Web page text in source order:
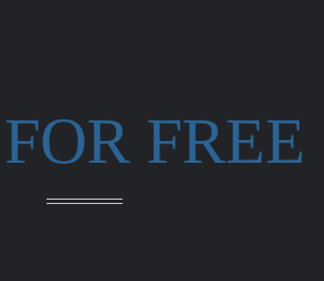
FREE